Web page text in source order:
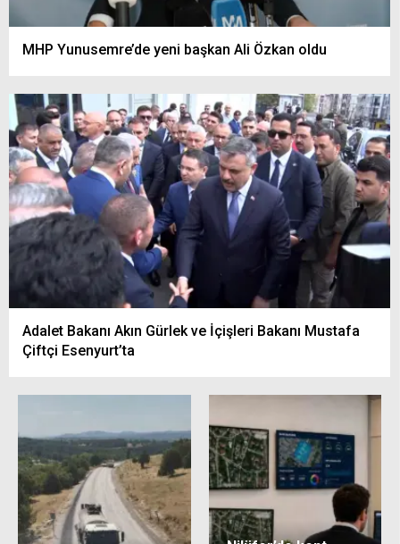
MHP Yunusemre’de yeni başkan Ali Özkan oldu
Adalet Bakanı Akın Gürlek ve İçişleri Bakanı Mustafa
Çiftçi Esenyurt’ta